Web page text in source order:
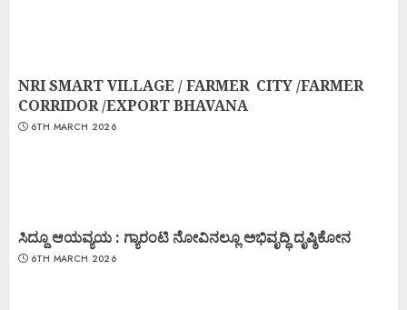
NRI SMART VILLAGE / FARMER CITY /FARMER
CORRIDOR /EXPORT BHAVANA
6TH MARCH 2026
ಸಿದ್ದೂ ಆಯವ್ಯಯ : ಗ್ಯಾರಂಟಿ ನೋವಿನಲ್ಲೂ ಅಭಿವೃದ್ಧಿ ದೃಷ್ಠಿಕೋನ
6TH MARCH 2026